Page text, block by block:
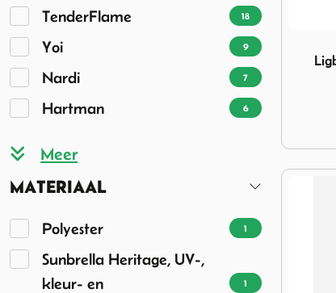
TenderFlame 18
Yoi 9
Nardi 7
Hartman 6
MATERIAAL
Polyester 1
Sunbrella Heritage, UV-,
kleur- en
1